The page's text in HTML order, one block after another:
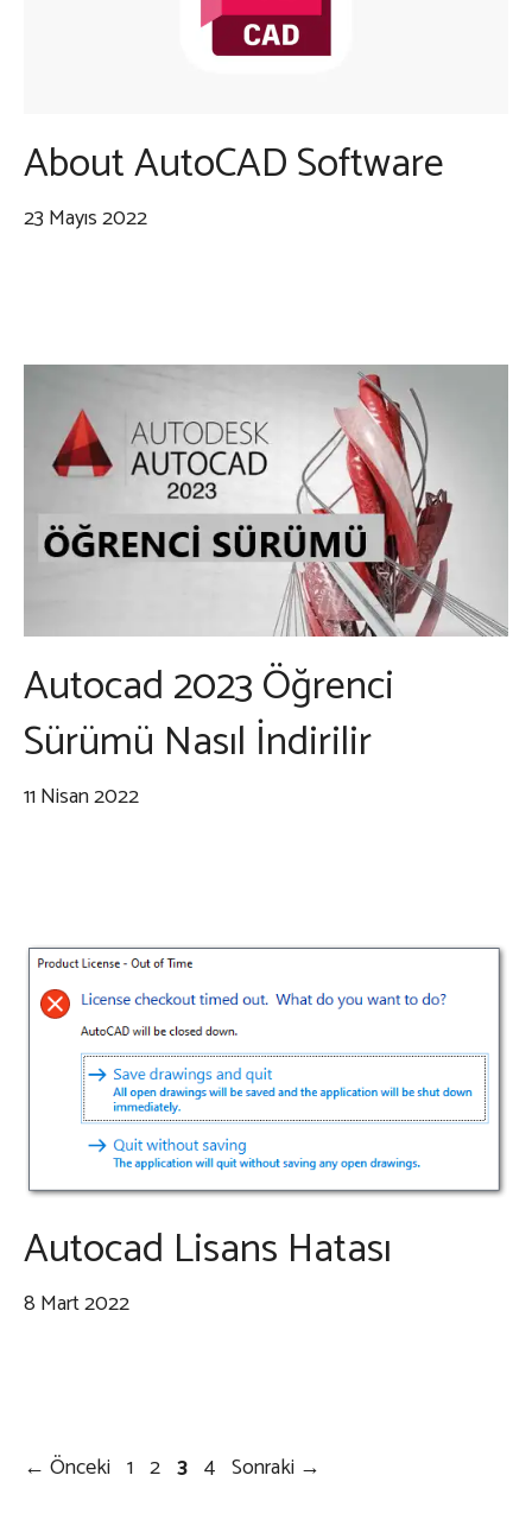
About AutoCAD Software
23 Mayıs 2022
Autocad 2023 Öğrenci
Sürümü Nasıl İndirilir
11 Nisan 2022
Autocad Lisans Hatası
8 Mart 2022
← Önceki Sayfa
1 Sayfa
2 Sayfa
3 Sayfa
4 Sonraki →